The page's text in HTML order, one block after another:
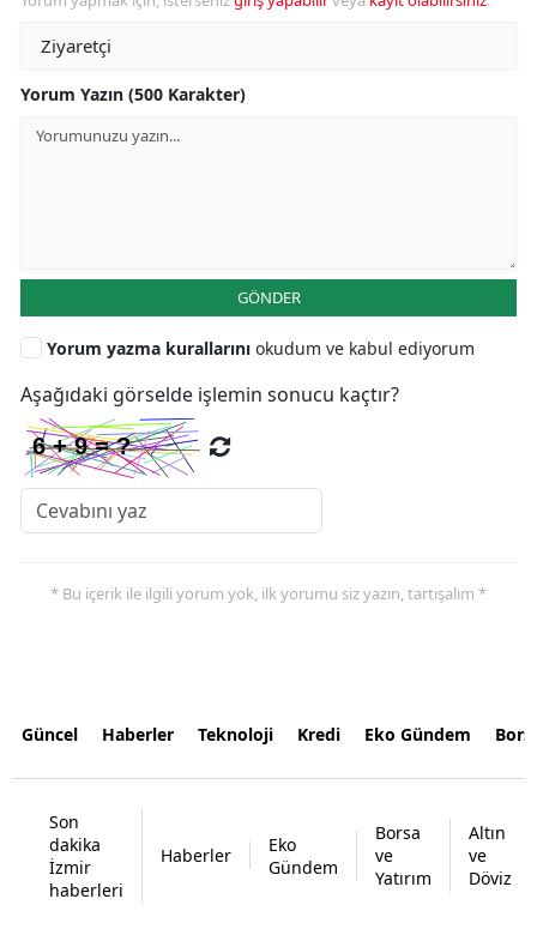
Yorum Yazın (500 Karakter)
GÖNDER
Yorum yazma kurallarını okudum ve kabul ediyorum
Aşağıdaki görselde işlemin sonucu kaçtır?
* Bu içerik ile ilgili yorum yok, ilk yorumu siz yazın, tartışalım *
Güncel Haberler Teknoloji Kredi Eko Gündem
Son
dakika
İzmir
haberleri
Haberler
Eko
Gündem
Borsa
ve
Yatırım
Altın
ve
Döviz